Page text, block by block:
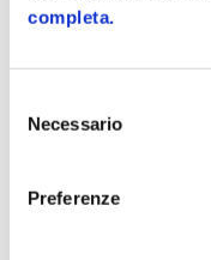
completa.
delNecessario
Preferenze